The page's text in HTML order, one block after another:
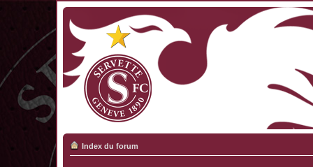
Index du forum